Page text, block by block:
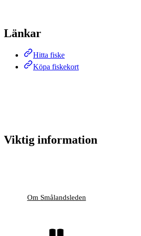
Länkar
Hitta fiske
Köpa fiskekort
Viktig information
Om Smålandsleden